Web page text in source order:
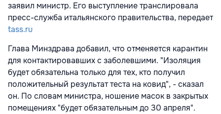
заявил министр. Его выступление транслировала
пресс-служба итальянского правительства, передает
tass.ru
Глава Минздрава добавил, что отменяется карантин
для контактировавших с заболевшими. "Изоляция
будет обязательна только для тех, кто получил
положительный результат теста на ковид", - сказал
он. По словам министра, ношение масок в закрытых
помещениях "будет обязательным до 30 апреля".